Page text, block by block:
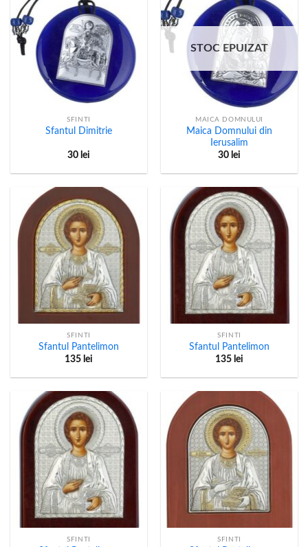
SFINTI
Sfantul Dimitrie
30 lei
STOC EPUIZAT
MAICA DOMNULUI
Maica Domnului din
Ierusalim
30 lei
SFINTI
Sfantul Pantelimon
135 lei
SFINTI
Sfantul Pantelimon
135 lei
SFINTI SFINTI